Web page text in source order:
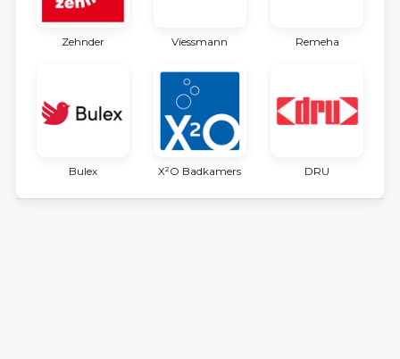
Zehnder Viessmann Remeha
Bulex X²O Badkamers DRU